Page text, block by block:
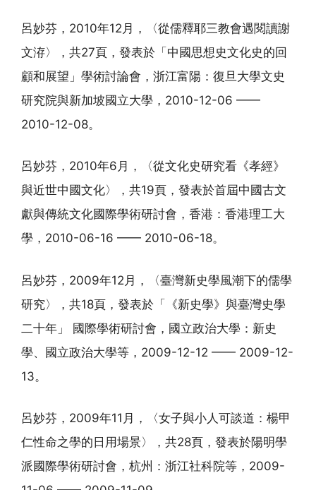
呂妙芬，2010年12月，〈從儒釋耶三教會遇閱讀謝
文洊〉，共27頁，發表於「中國思想史文化史的回
顧和展望」學術討論會，浙江富陽：復旦大學文史
研究院與新加坡國立大學，2010-12-06 ——
2010-12-08。
呂妙芬，2010年6月，〈從文化史研究看《孝經》
與近世中國文化〉，共19頁，發表於首屆中國古文
獻與傳統文化國際學術研討會，香港：香港理工大
學，2010-06-16 —— 2010-06-18。
呂妙芬，2009年12月，〈臺灣新史學風潮下的儒學
研究〉，共18頁，發表於「《新史學》與臺灣史學
二十年」 國際學術研討會，國立政治大學：新史
學、國立政治大學等，2009-12-12 —— 2009-12-
13。
呂妙芬，2009年11月，〈女子與小人可談道：楊甲
仁性命之學的日用場景〉，共28頁，發表於陽明學
派國際學術研討會，杭州：浙江社科院等，2009-